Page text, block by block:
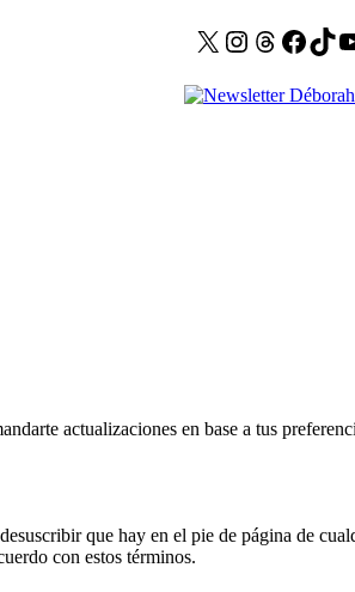
X Instagram
Threads
actualizaciones en base a tus
que hay en el pie de página de
con estos términos.